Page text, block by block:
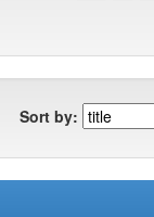
Sort by: